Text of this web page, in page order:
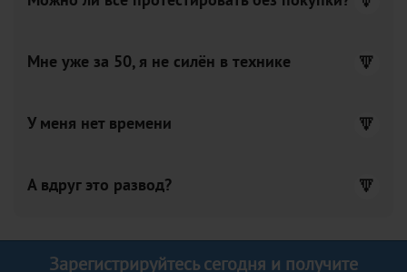
Мне уже за 50, я не силён в технике
У меня нет времени
А вдруг это развод?
Зарегистрируйтесь сегодня и получите